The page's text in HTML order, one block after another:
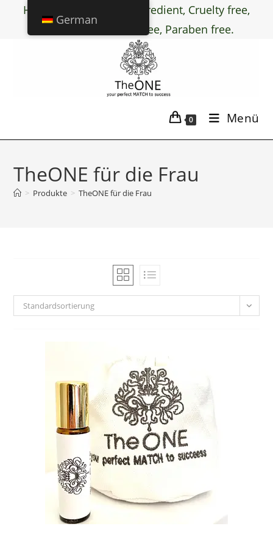
Halal certified active ingredient, Cruelty free,
PEG free, Chemical free, Paraben free.
0 Menü
TheONE für die Frau
> Produkte > TheONE für die Frau
Standardsortierung
German